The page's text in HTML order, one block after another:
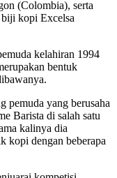
(Colombia), serta
kopi Excelsa
kelahiran 1994
bentuk
pemuda yang berusaha
Barista di salah satu
kalinya dia
kopi dengan beberapa